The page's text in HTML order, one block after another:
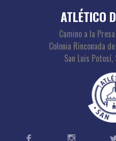
ATLÉTICO
Camino a la
Colonia Rinconada
San Luis